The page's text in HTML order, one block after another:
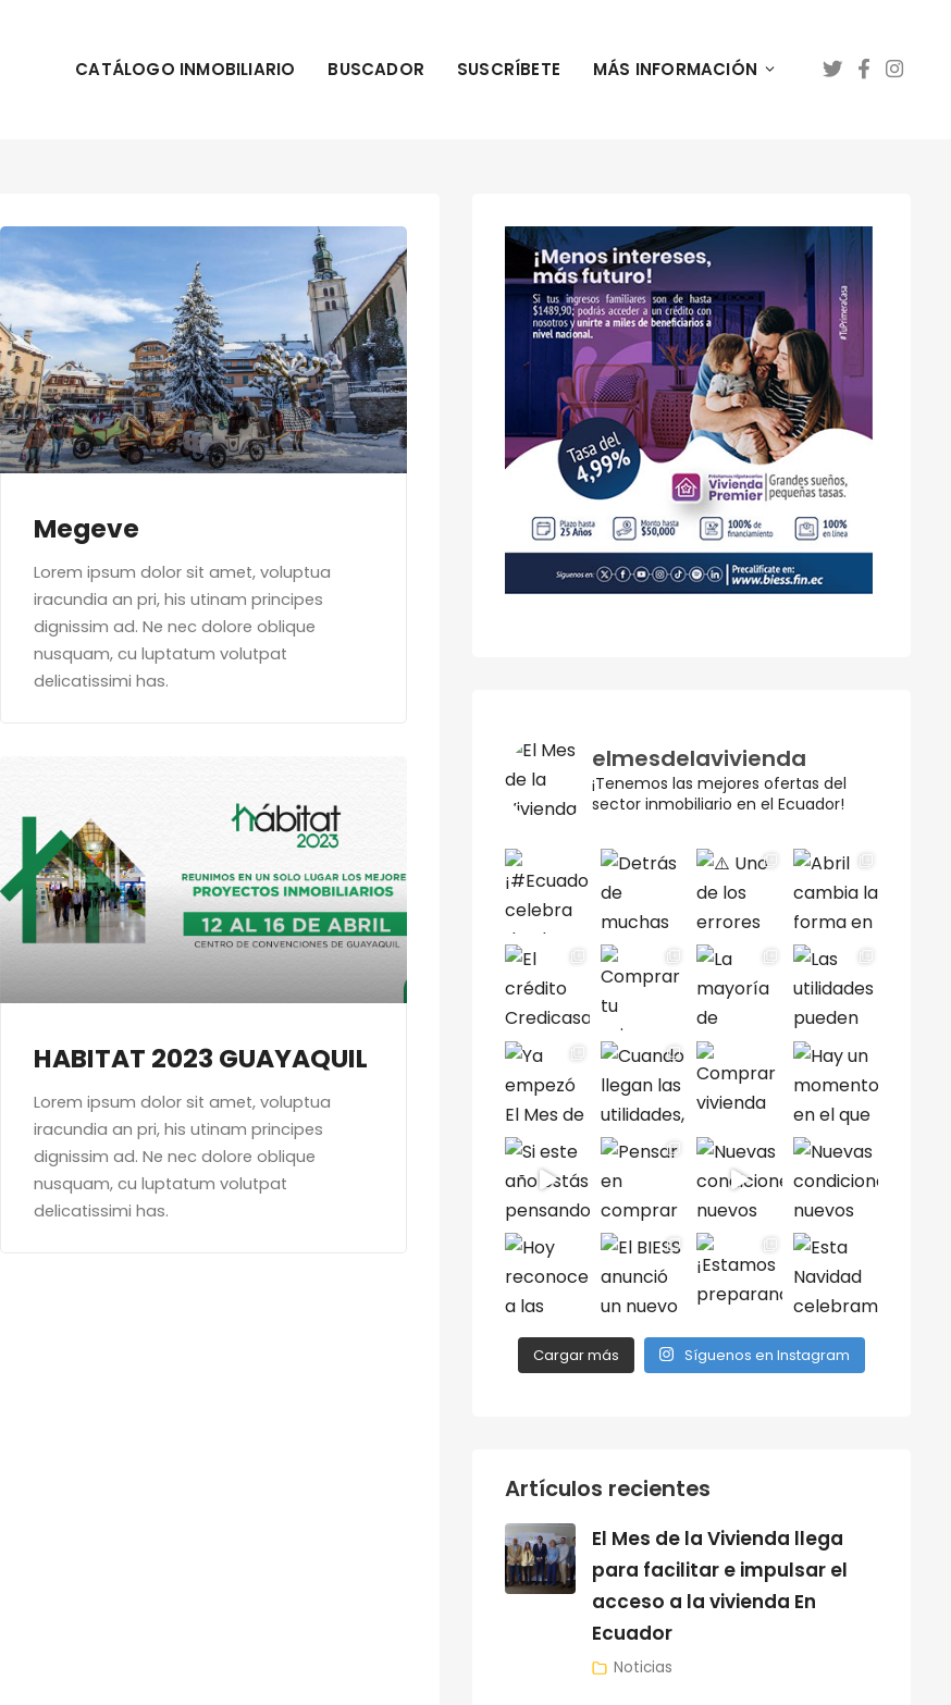
CATÁLOGO INMOBILIARIO BUSCADOR SUSCRÍBETE MÁS INFORMACIÓN
Megeve
Lorem ipsum dolor sit amet, voluptua
iracundia an pri, his utinam principes
dignissim ad. Ne nec dolore oblique
nusquam, cu luptatum volutpat
delicatissimi has.
HABITAT 2023 GUAYAQUIL
Lorem ipsum dolor sit amet, voluptua
iracundia an pri, his utinam principes
dignissim ad. Ne nec dolore oblique
nusquam, cu luptatum volutpat
delicatissimi has.
elmesdelavivienda
¡Tenemos las mejores ofertas del
sector inmobiliario en el Ecuador!
Cargar más Síguenos en Instagram
Artículos recientes
El Mes de la Vivienda llega
para facilitar e impulsar el
acceso a la vivienda En
Ecuador
Noticias